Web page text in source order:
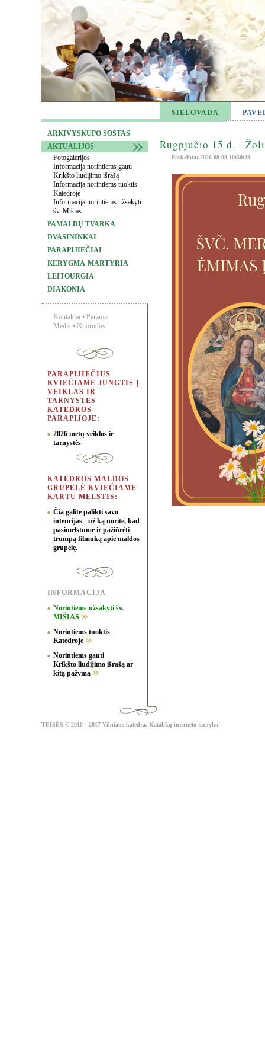
SIELOVADA
ARKIVYSKUPO SOSTAS
AKTUALIJOS
Fotogalerijos
Informacija norintiems gauti
Krikšto liudijimo išrašą
Informacija norintiems tuoktis
Katedroje
Informacija norintiems užsakyti
šv. Mišias
PAMALDŲ TVARKA
DVASININKAI
PARAPIJIEČIAI
KERYGMA-MARTYRIA
LEITOURGIA
DIAKONIA
Kontaktai • Parama
Medis • Nuorodos
PARAPIJIEČIUS
KVIEČIAME JUNGTIS Į
VEIKLAS IR
TARNYSTES
KATEDROS
PARAPIJOJE:
2026 metų veiklos ir
tarnystės
KATEDROS MALDOS
GRUPELĖ KVIEČIAME
KARTU MELSTIS:
Čia galite palikti savo
intencijas - už ką norite, kad
pasimelstume ir pažiūrėti
trumpą filmuką apie maldos
grupelę.
INFORMACIJA
Norintiems užsakyti šv.
MIŠIAS
Norintiems tuoktis
Katedroje
Norintiems gauti
Krikšto liudijimo išrašą ar
kitą pažymą
Rugpjūčio 15 d. -
Paskelbta: 2026-08-08 10:50:28
TEISĖS © 2010—2017 Vilniaus katedra, Katalikų interneto tarnyba